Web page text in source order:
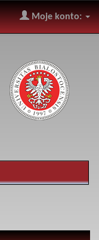
Moje konto: